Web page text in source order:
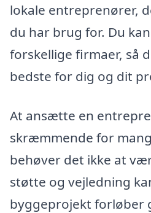
lokale entreprenører,
du har brug for. Du
forskellige firmaer, så
bedste for dig og dit
At ansætte en
skræmmende for
behøver det ikke at
støtte og vejledning
byggeprojekt forløber